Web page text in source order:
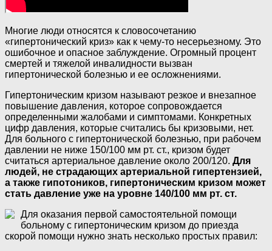
Многие люди относятся к словосочетанию
«гипертонический криз» как к чему-то несерьезному. Это
ошибочное и опасное заблуждение. Огромный процент
смертей и тяжелой инвалидности вызван
гипертонической болезнью и ее осложнениями.
Гипертоническим кризом называют резкое и внезапное
повышение давления, которое сопровождается
определенными жалобами и симптомами. Конкретных
цифр давления, которые считались бы кризовыми, нет.
Для больного с гипертонической болезнью, при рабочем
давлении не ниже 150/100 мм рт. ст., кризом будет
считаться артериальное давление около 200/120. Для
людей, не страдающих артериальной гипертензией,
а также гипотоников, гипертоническим кризом может
стать давление уже на уровне 140/100 мм рт. ст.
Для оказания первой самостоятельной помощи
больному с гипертоническим кризом до приезда
скорой помощи нужно знать несколько простых правил: